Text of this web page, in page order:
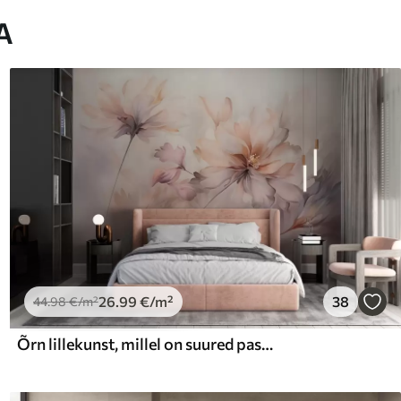
44.98€/m²26.99 €/m² 38
Õrn lillekunst, millel on suured pastellvärvi lilled, mille kroonlehed on läbipaistvad, pehmed varred ja õrnalt hajutatud taustaga